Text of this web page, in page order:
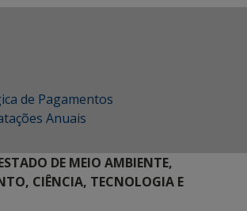
de Pagamentos
Anuais
DE MEIO AMBIENTE,
CIÊNCIA, TECNOLOGIA E